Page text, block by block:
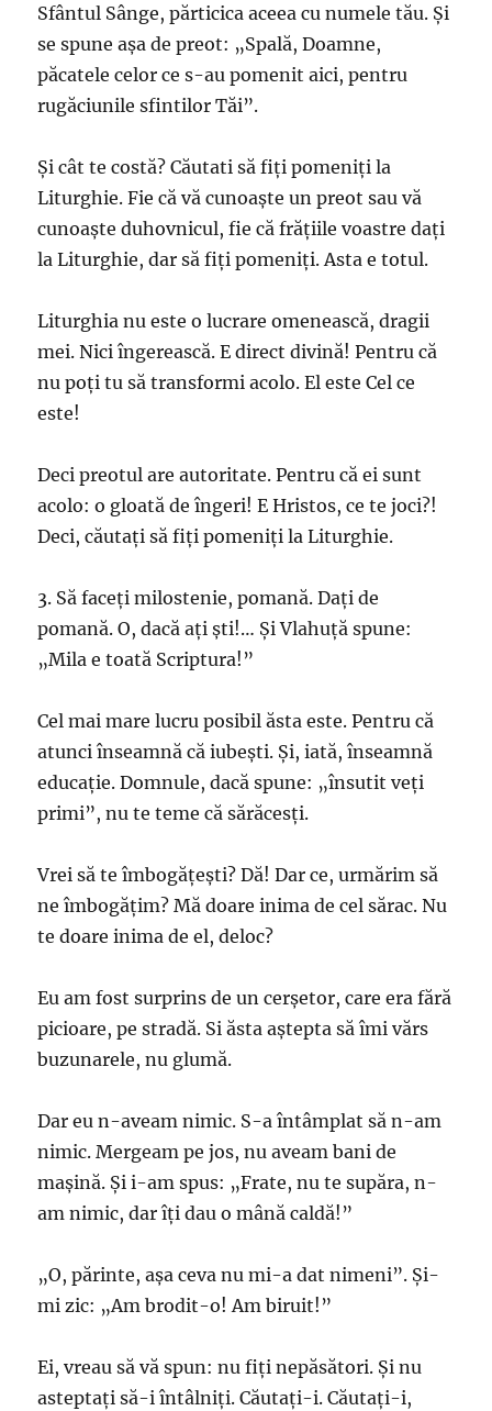
Sfântul Sânge, părticica aceea cu numele tău. Și
se spune așa de preot: „Spală, Doamne,
păcatele celor ce s-au pomenit aici, pentru
rugăciunile sfintilor Tăi”.
Și cât te costă? Căutati să fiți pomeniți la
Liturghie. Fie că vă cunoaște un preot sau vă
cunoaște duhovnicul, fie că frățiile voastre dați
la Liturghie, dar să fiți pomeniți. Asta e totul.
Liturghia nu este o lucrare omenească, dragii
mei. Nici îngerească. E direct divină! Pentru că
nu poți tu să transformi acolo. El este Cel ce
este!
Deci preotul are autoritate. Pentru că ei sunt
acolo: o gloată de îngeri! E Hristos, ce te joci?!
Deci, căutați să fiți pomeniți la Liturghie.
3. Să faceți milostenie, pomană. Dați de
pomană. O, dacă ați ști!… Și Vlahuță spune:
„Mila e toată Scriptura!”
Cel mai mare lucru posibil ăsta este. Pentru că
atunci înseamnă că iubești. Și, iată, înseamnă
educație. Domnule, dacă spune: „însutit veți
primi”, nu te teme că sărăcesți.
Vrei să te îmbogățești? Dă! Dar ce, urmărim să
ne îmbogățim? Mă doare inima de cel sărac. Nu
te doare inima de el, deloc?
Eu am fost surprins de un cerșetor, care era fără
picioare, pe stradă. Si ăsta aștepta să îmi vărs
buzunarele, nu glumă.
Dar eu n-aveam nimic. S-a întâmplat să n-am
nimic. Mergeam pe jos, nu aveam bani de
mașină. Și i-am spus: „Frate, nu te supăra, n-
am nimic, dar îți dau o mână caldă!”
„O, părinte, așa ceva nu mi-a dat nimeni”. Și-
mi zic: „Am brodit-o! Am biruit!”
Ei, vreau să vă spun: nu fiți nepăsători. Și nu
asteptați să-i întâlniți. Căutați-i. Căutați-i,